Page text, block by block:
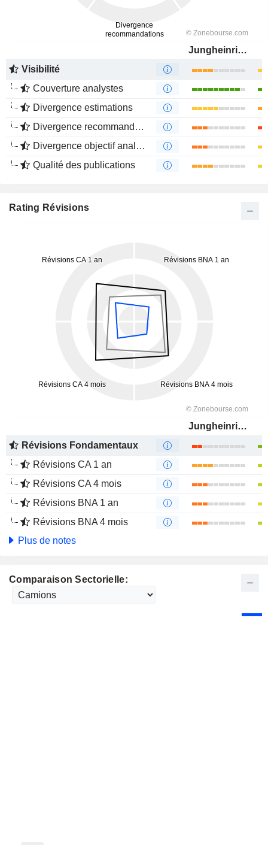
Jungheinrich AG
Visibilité
Couverture analystes
Divergence estimations
Divergence recommandations analystes
Divergence objectif analystes
Qualité des publications
Rating Révisions
Jungheinrich AG
Révisions Fondamentaux
Révisions CA 1 an
Révisions CA 4 mois
Révisions BNA 1 an
Révisions BNA 4 mois
Plus de notes
Comparaison Sectorielle: